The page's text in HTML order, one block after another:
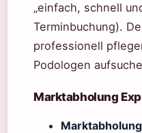
„einfach, schnell
Terminbuchung).
professionell
Podologen
Marktabholung